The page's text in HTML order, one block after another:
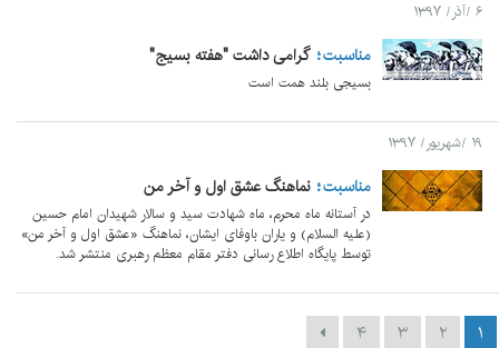
۶ /آذر/ ۱۳۹۷
مناسبت گرامی داشت "هفته بسیج"
بسیجی بلند همت است
۱۹ /شهریور/ ۱۳۹۷
مناسبت نماهنگ عشق اول و آخر من
در آستانه ماه محرم، ماه شهادت سید و سالار شهیدان امام حسین
(علیه السلام) و یاران باوفای ایشان، نماهنگ «عشق اول و آخر من»
توسط پایگاه اطلاع رسانی دفتر مقام معظم رهبری منتشر شد.
۱ ۲ ۳ ۴